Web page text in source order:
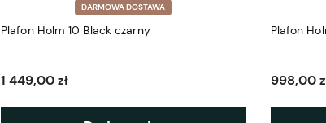
DARMOWA DOSTAWA
Plafon Holm 10 Black czarny
1 449,00 zł
Plafon
998,00